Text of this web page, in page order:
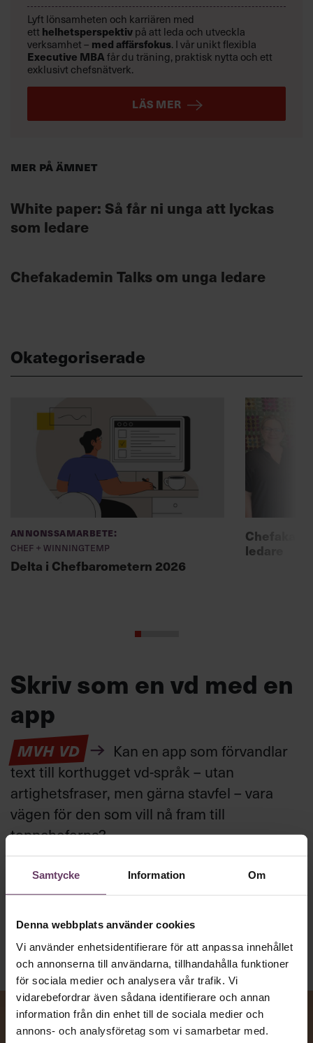
Samtycke Information Om
Denna webbplats använder cookies
Vi använder enhetsidentifierare för att anpassa innehållet
och annonserna till användarna, tillhandahålla funktioner
för sociala medier och analysera vår trafik. Vi
vidarebefordrar även sådana identifierare och annan
information från din enhet till de sociala medier och
annons- och analysföretag som vi samarbetar med.
Mer på ämnet
White paper: Så får ni unga att lyckas
som ledare
Chefakademin Talks om unga ledare
Lyft lönsamheten och karriären med
ett helhetsperspektivpå att leda och utveckla
verksamhet – med affärsfokus. I vår unikt flexibla
Executive MBAfår du träning, praktisk nytta och ett
exklusivt chefsnätverk.
LÄS MER
Okategoriserade
Annonssamarbete:
Chef + Winningtemp
Delta i Chefbarometern 2026
ledare
Skriv som en vd med en
app
MVH VD
Kan en app som förvandlar
text till korthugget vd-språk – utan
artighetsfraser, men gärna stavfel – vara
vägen för den som vill nå fram till
toppcheferna?
Kommunikation
Text:Fredrik Kullberg